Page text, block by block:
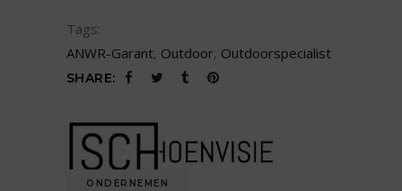
Tags:
ANWR-Garant, Outdoor, Outdoorspecialist
SHARE:
ONDERNEMEN